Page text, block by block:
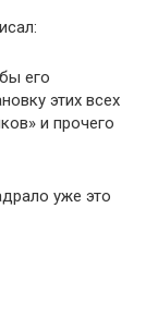
его
этих всех
и прочего
уже это